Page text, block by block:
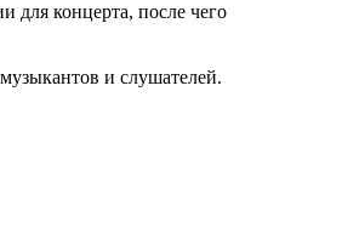
для концерта, после чего
и слушателей.